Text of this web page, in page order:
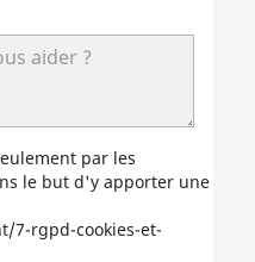
par les
le but d'y apporter une
7-rgpd-cookies-et-